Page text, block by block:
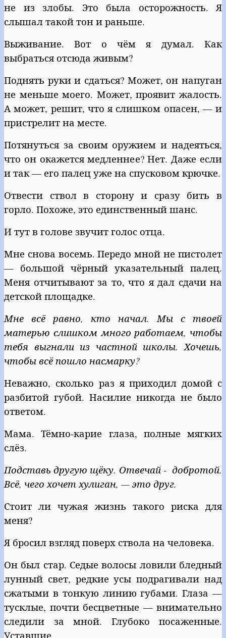
не из злобы. Это была осторожность. Я
слышал такой тон и раньше.
Выживание. Вот о чём я думал. Как
выбраться отсюда живым?
Поднять руки и сдаться? Может, он напуган
не меньше моего. Может, проявит жалость.
А может, решит, что я слишком опасен, — и
пристрелит на месте.
Потянуться за своим оружием и надеяться,
что он окажется медленнее? Нет. Даже если
и так — его палец уже на спусковом крючке.
Отвести ствол в сторону и сразу бить в
горло. Похоже, это единственный шанс.
И тут в голове звучит голос отца.
Мне снова восемь. Передо мной не пистолет
— большой чёрный указательный палец.
Меня отчитывают за то, что я дал сдачи на
детской площадке.
Мне всё равно, кто начал. Мы с твоей
матерью слишком много работаем, чтобы
тебя выгнали из частной школы. Хочешь,
чтобы всё пошло насмарку?
Неважно, сколько раз я приходил домой с
разбитой губой. Насилие никогда не было
ответом.
Мама. Тёмно-карие глаза, полные мягких
слёз.
Подставь другую щёку. Отвечай - добротой.
Всё, чего хочет хулиган, — это друг.
Стоит ли чужая жизнь такого риска для
меня?
Я бросил взгляд поверх ствола на человека.
Он был стар. Седые волосы ловили бледный
лунный свет, редкие усы подрагивали над
сжатыми в тонкую линию губами. Глаза —
тусклые, почти бесцветные — внимательно
следили за мной. Глубоко посаженные.
Уставшие.